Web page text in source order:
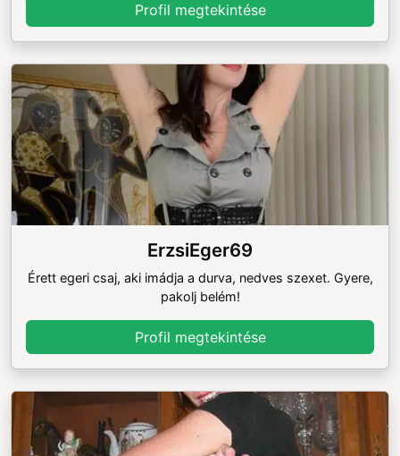
Profil megtekintése
ErzsiEger69
Érett egeri csaj, aki imádja a durva, nedves szexet. Gyere,
pakolj belém!
Profil megtekintése